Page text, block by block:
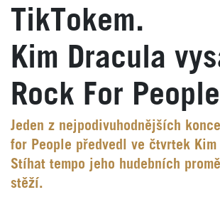
TikTokem.
Kim Dracula
Rock For People
Jeden z nejpodivuhodnějších
for People předvedl ve čtvrtek Kim
Stíhat tempo jeho hudebních
stěží.